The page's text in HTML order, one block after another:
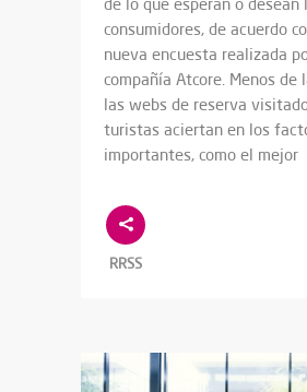
consumidores, de acuerdo
nueva encuesta realizada
compañía Atcore. Menos de
las webs de reserva
turistas aciertan en los
importantes, como el mejor
RRSS